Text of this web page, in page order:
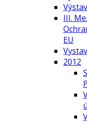
III.
EU
2012